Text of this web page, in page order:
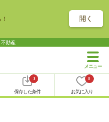
開く
不動産
0
保存した条件
0
お気に入り